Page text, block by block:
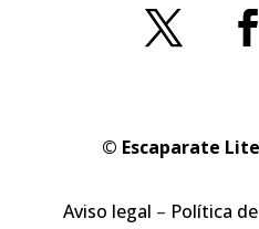
© Escaparate
Aviso legal – Política